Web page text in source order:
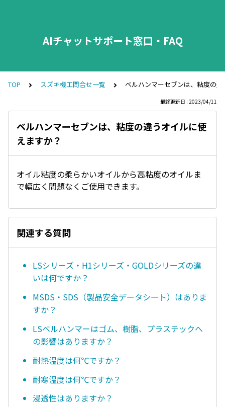
AIチャットサポート窓口・FAQ
TOP スズキ機工問合せ一覧 ベルハンマーセブンは、粘度の
最終更新日 : 2023/04/11
ベルハンマーセブンは、粘度の違うオイルに使
えますか？
オイル粘度の柔らかいオイルから高粘度のオイルま
で幅広く問題なくご使用できます。
関連する質問
LSシリーズ・H1シリーズ・GOLDシリーズの違
いは何ですか？
MSDS・SDS（製品安全データシート）はありま
すか？
LSベルハンマーはゴム、樹脂、プラスチックへ
の影響はありますか？
耐熱温度は何℃ですか？
耐寒温度は何℃ですか？
浸透性はありますか？